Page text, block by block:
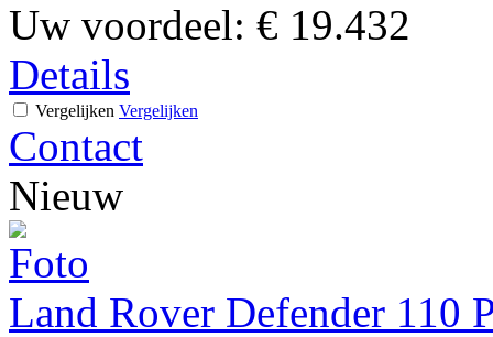
Uw voordeel: € 19.432
Details
Vergelijken Vergelijken
Contact
Nieuw
Land Rover Defender 110